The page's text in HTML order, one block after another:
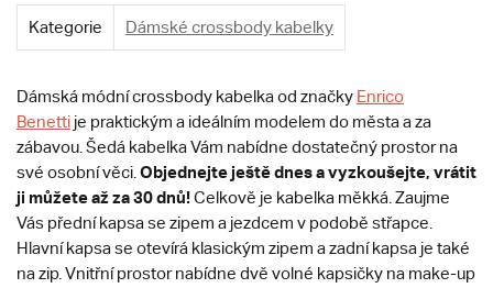
Kategorie Dámské crossbody kabelky
Dámská módní crossbody kabelka od značky Enrico
Benetti je praktickým a ideálním modelem do města a za
zábavou. Šedá kabelka Vám nabídne dostatečný prostor na
své osobní věci. Objednejte ještě dnes a vyzkoušejte, vrátit
ji můžete až za 30 dnů!Celkově je kabelka měkká. Zaujme
Vás přední kapsa se zipem a jezdcem v podobě střapce.
Hlavní kapsa se otevírá klasickým zipem a zadní kapsa je také
na zip. Vnitřní prostor nabídne dvě volné kapsičky na make-up